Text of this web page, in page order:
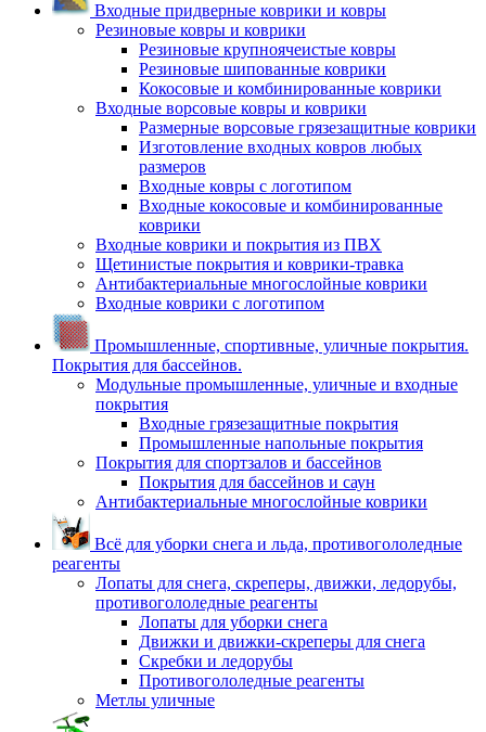
Входные придверные коврики и ковры
Резиновые ковры и коврики
Резиновые крупноячеистые ковры
Резиновые шипованные коврики
Кокосовые и комбинированные коврики
Входные ворсовые ковры и коврики
Размерные ворсовые грязезащитные коврики
Изготовление входных ковров любых
размеров
Входные ковры с логотипом
Входные кокосовые и комбинированные
коврики
Входные коврики и покрытия из ПВХ
Щетинистые покрытия и коврики-травка
Антибактериальные многослойные коврики
Входные коврики с логотипом
Промышленные, спортивные, уличные покрытия.
Покрытия для бассейнов.
Модульные промышленные, уличные и входные
покрытия
Входные грязезащитные покрытия
Промышленные напольные покрытия
Покрытия для спортзалов и бассейнов
Покрытия для бассейнов и саун
Антибактериальные многослойные коврики
Всё для уборки снега и льда, противогололедные
реагенты
Лопаты для снега, скреперы, движки, ледорубы,
противогололедные реагенты
Лопаты для уборки снега
Движки и движки-скреперы для снега
Скребки и ледорубы
Противогололедные реагенты
Метлы уличные